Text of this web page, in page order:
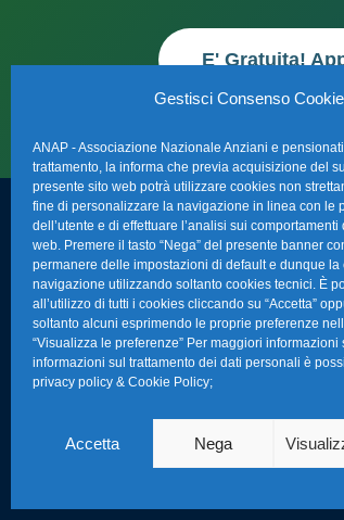
Gestisci Consenso Cookie
ANAP - Associazione Nazionale Anziani e
trattamento, la informa che previa acquisizione del
presente sito web potrà utilizzare cookies non
fine di personalizzare la navigazione in linea con le
dell’utente e di effettuare l’analisi sui
web. Premere il tasto “Nega” del presente banner
permanere delle impostazioni di default e dunque
navigazione utilizzando soltanto cookies tecnici. È
all’utilizzo di tutti i cookies cliccando su “Accetta”
soltanto alcuni esprimendo le proprie preferenze
“Visualizza le preferenze” Per maggiori informazioni
informazioni sul trattamento dei dati personali è
privacy policy & Cookie Policy;
Accetta Nega
E' Gratuita!
Sede Nazionale Anap Confartigianato:
Indirizzo: Via S. Giovanni in Laterano,
152 – 00184 Roma RM
Telefono: 0670374202
E-mail: anap@confartigianato.it